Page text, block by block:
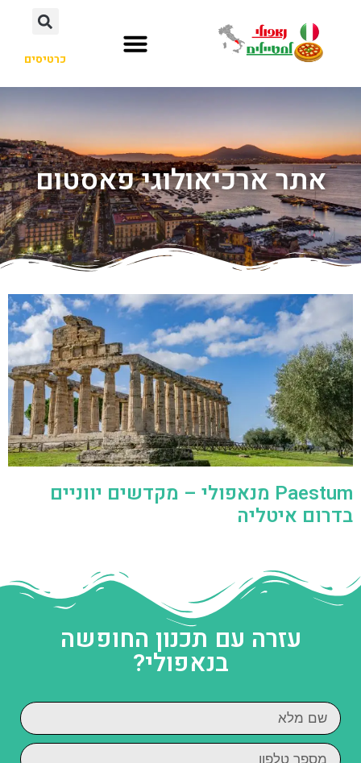
כרטיסים
אתר ארכיאולוגי פאסטום
Paestum מנאפולי – מקדשים יווניים
בדרום איטליה
עזרה עם תכנון החופשה
בנאפולי?